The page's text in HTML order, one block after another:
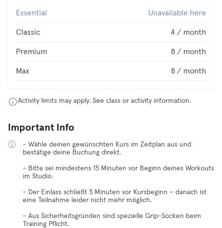
Essential Unavailable here
Classic 4 / month
Premium 8 / month
Max 8 / month
Activity limits may apply. See class or activity information.
Important Info
- Wähle deinen gewünschten Kurs im Zeitplan aus und
bestätige deine Buchung direkt.
- Bitte sei mindestens 15 Minuten vor Beginn deines Workouts
im Studio.
- Der Einlass schließt 5 Minuten vor Kursbeginn – danach ist
eine Teilnahme leider nicht mehr möglich.
- Aus Sicherheitsgründen sind spezielle Grip-Socken beim
Training Pflicht.